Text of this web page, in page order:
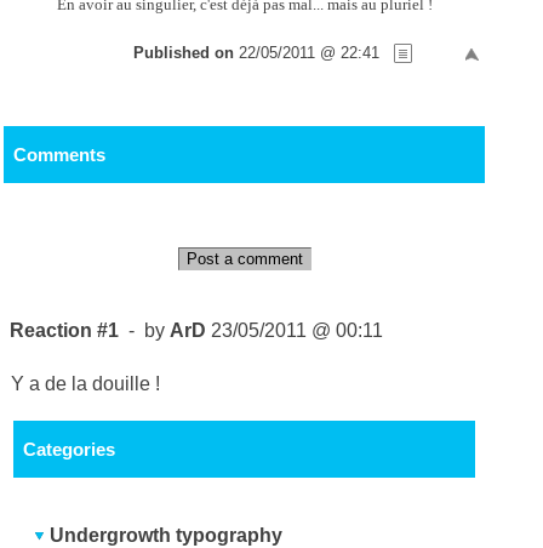
En avoir au singulier, c'est déjà pas mal... mais au pluriel !
Published on 22/05/2011 @ 22:41
Comments
Post a comment
Reaction #1 - byArD 23/05/2011 @ 00:11
Y a de la douille !
Categories
Undergrowth typography